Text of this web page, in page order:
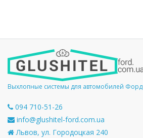
Выхлопные системы для автомобилей Форд
094 710-51-26
info@glushitel-ford.com.ua
Львов, ул. Городоцкая 240